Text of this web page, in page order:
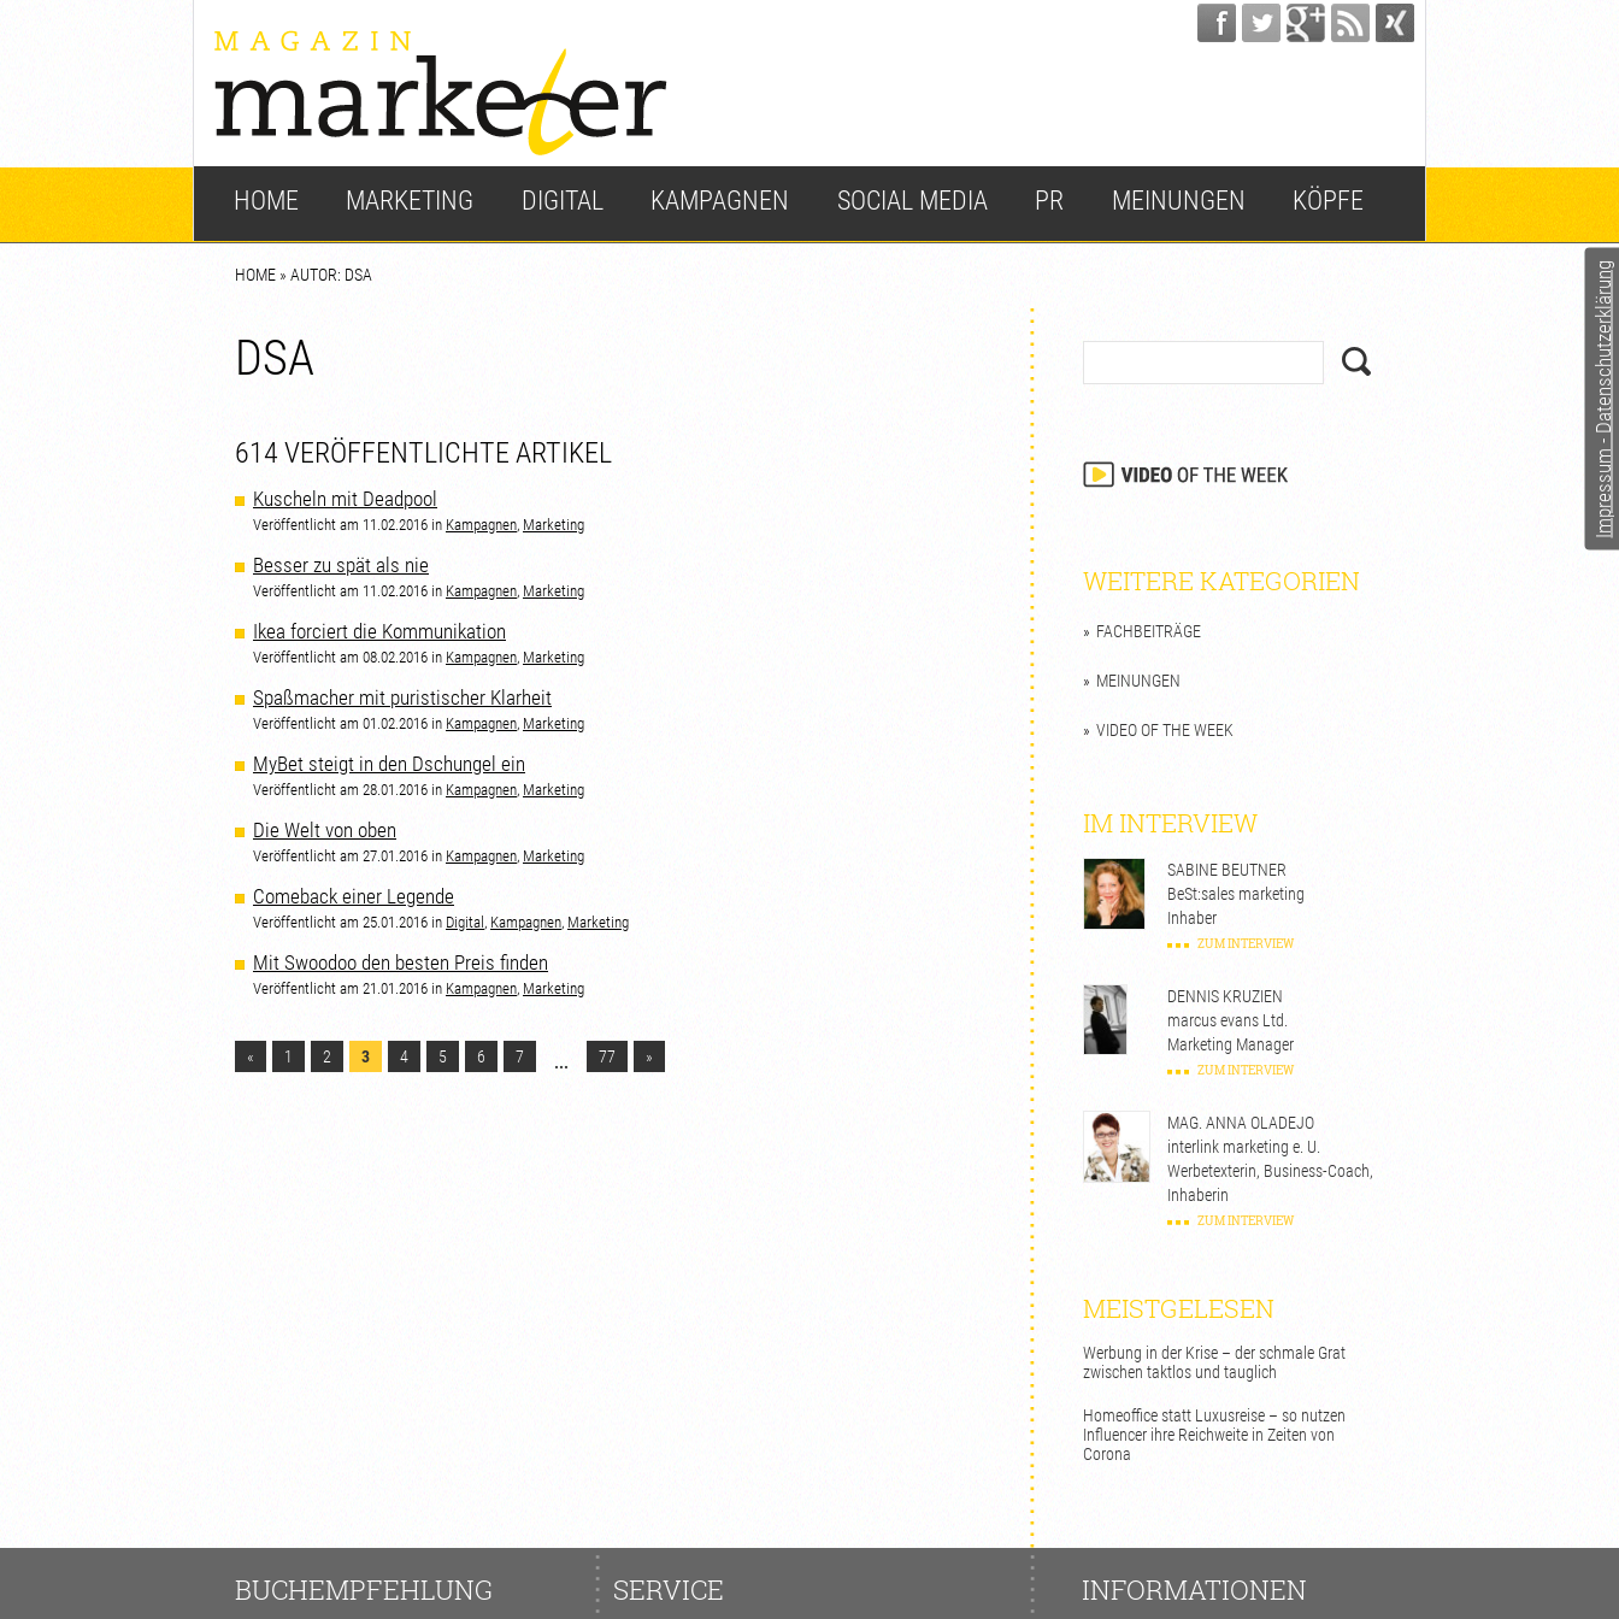
Impressum - Datenschutzerklärung
HOME MARKETING DIGITAL KAMPAGNEN SOCIAL MEDIA PR MEINUNGEN KÖPFE
HOME » AUTOR: DSA
DSA
614 VERÖFFENTLICHTE ARTIKEL
Kuscheln mit Deadpool
Veröffentlicht am 11.02.2016 in Kampagnen, Marketing
Besser zu spät als nie
Veröffentlicht am 11.02.2016 in Kampagnen, Marketing
Ikea forciert die Kommunikation
Veröffentlicht am 08.02.2016 in Kampagnen, Marketing
Spaßmacher mit puristischer Klarheit
Veröffentlicht am 01.02.2016 in Kampagnen, Marketing
MyBet steigt in den Dschungel ein
Veröffentlicht am 28.01.2016 in Kampagnen, Marketing
Die Welt von oben
Veröffentlicht am 27.01.2016 in Kampagnen, Marketing
Comeback einer Legende
Veröffentlicht am 25.01.2016 in Digital , Kampagnen, Marketing
Mit Swoodoo den besten Preis finden
Veröffentlicht am 21.01.2016 in Kampagnen, Marketing
« 1 2 3 4 5 6 7 ... 77 »
WEITERE KATEGORIEN
FACHBEITRÄGE
MEINUNGEN
VIDEO OF THE WEEK
IM INTERVIEW
SABINE BEUTNER
BeSt:sales marketing
Inhaber
ZUM INTERVIEW
DENNIS KRUZIEN
marcus evans Ltd.
Marketing Manager
ZUM INTERVIEW
MAG. ANNA OLADEJO
interlink marketing e. U.
Werbetexterin, Business-Coach,
Inhaberin
ZUM INTERVIEW
MEISTGELESEN
Werbung in der Krise – der schmale Grat
zwischen taktlos und tauglich
Homeoffice statt Luxusreise – so nutzen
Influencer ihre Reichweite in Zeiten von
Corona
BUCHEMPFEHLUNG SERVICE INFORMATIONEN